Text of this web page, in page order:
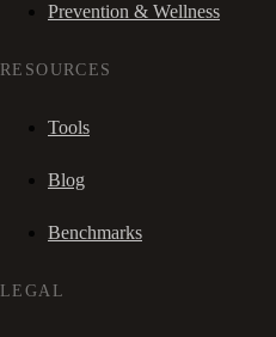
Prevention & Wellness
RESOURCES
Tools
Blog
Benchmarks
LEGAL